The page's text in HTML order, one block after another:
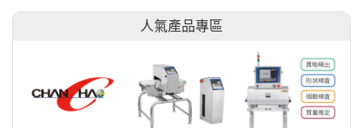
人氣產品專區